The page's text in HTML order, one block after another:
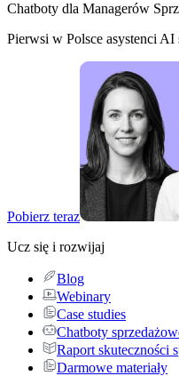
Chatboty dla Managerów
Pierwsi w Polsce asystenci
Pobierz teraz
Ucz się i rozwijaj
Blog
Webinary
Case studies
Chatboty
Raport skuteczności
Darmowe materiały